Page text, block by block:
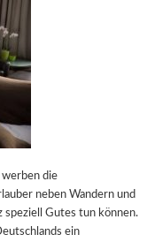
werben die
neben Wandern und
speziell Gutes tun können.
ein